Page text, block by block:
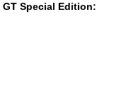
GT Special Edition: